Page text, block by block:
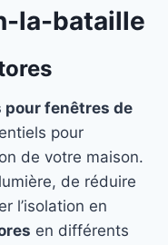
la-bataille
pour fenêtres de
pour
de votre maison.
de réduire
l’isolation en
en différents